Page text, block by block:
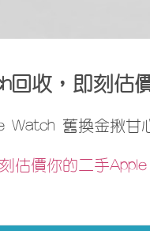
收，即刻估
Watch 舊換金揪甘
估價你的二手Apple